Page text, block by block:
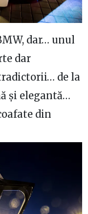
dar… unul
dar
de la
și elegantă…
din